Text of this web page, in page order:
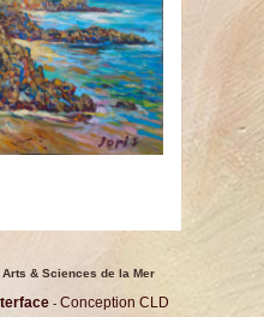
& Sciences de la Mer
- Conception CLD